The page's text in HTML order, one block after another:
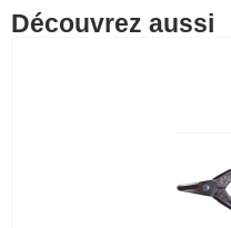
Découvrez aussi